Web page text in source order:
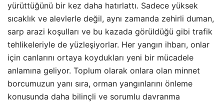
yürüttüğünü bir kez daha hatırlattı. Sadece yüksek
sıcaklık ve alevlerle değil, aynı zamanda zehirli duman,
sarp arazi koşulları ve bu kazada görüldüğü gibi trafik
tehlikeleriyle de yüzleşiyorlar. Her yangın ihbarı, onlar
için canlarını ortaya koydukları yeni bir mücadele
anlamına geliyor. Toplum olarak onlara olan minnet
borcumuzun yanı sıra, orman yangınlarını önleme
konusunda daha bilinçli ve sorumlu davranma